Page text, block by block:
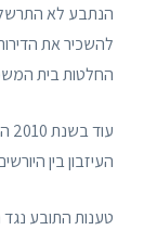
הנתבע לא התרשל
להשכיר את
החלטות בית
העיזבון בין
טענות התובע נגד